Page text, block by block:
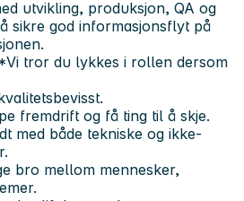
utvikling, produksjon, QA og
sikre god informasjonsflyt på
tror du lykkes i rollen dersom
fremdrift og få ting til å skje.
med både tekniske og ikke-
bro mellom mennesker,